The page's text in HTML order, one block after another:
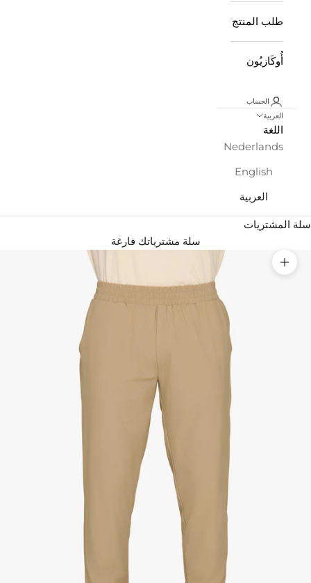
طلب المنتج
أُوكَازيُون
الحساب
العربية
اللغة
Nederlands
English
العربية
سلة المشتريات
سلة مشترياتك فارغة
تكبير